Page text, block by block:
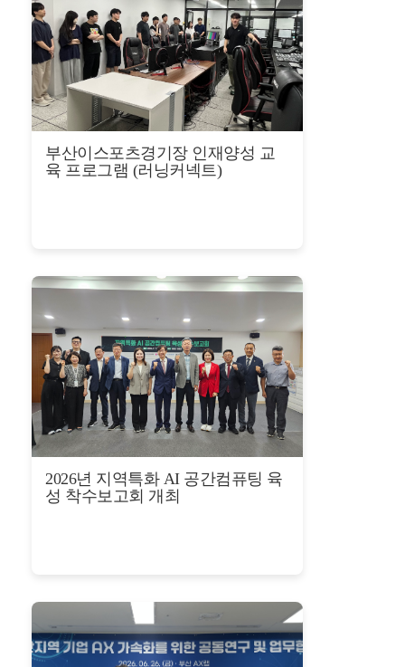
공고/알림 공지사항
BIPA소식 보도자료
자료실
BIPA소개 인사말
부산이스포츠경기장 인재양성 교
육 프로그램 (러닝커넥트)
2026년 지역특화 AI 공간컴퓨팅 육
성 착수보고회 개최